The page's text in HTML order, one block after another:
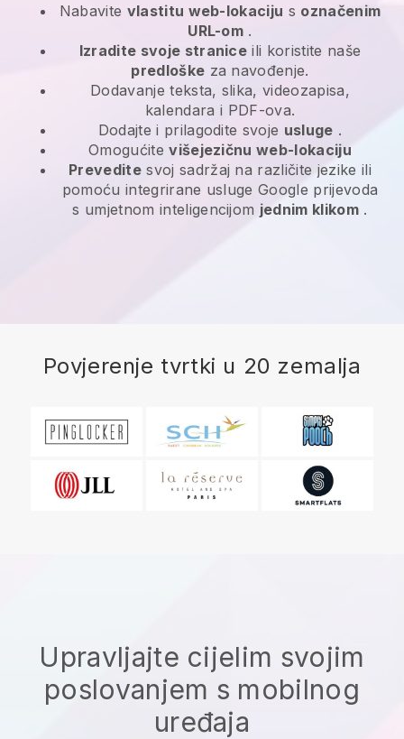
Nabavite vlastitu web-lokaciju s označenim
URL-om .
Izradite svoje stranice ili koristite naše
predloške za navođenje.
Dodavanje teksta, slika, videozapisa,
kalendara i PDF-ova.
Dodajte i prilagodite svoje usluge .
Omogućitevišejezičnu web-lokaciju
Prevedite svoj sadržaj na različite jezike ili
pomoću integrirane usluge Google prijevoda
s umjetnom inteligencijom jednim klikom.
Povjerenje tvrtki u 20 zemalja
Upravljajte cijelim svojim
poslovanjem s mobilnog
uređaja